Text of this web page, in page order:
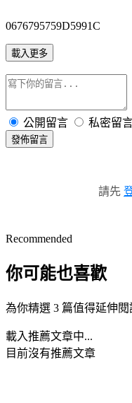
0676795759D5991C
載入更多
公開留言 私密留
發佈留言
請先
Recommended
你可能也喜歡
為你精選 3 篇值得延伸
載入推薦文章中...
目前沒有推薦文章